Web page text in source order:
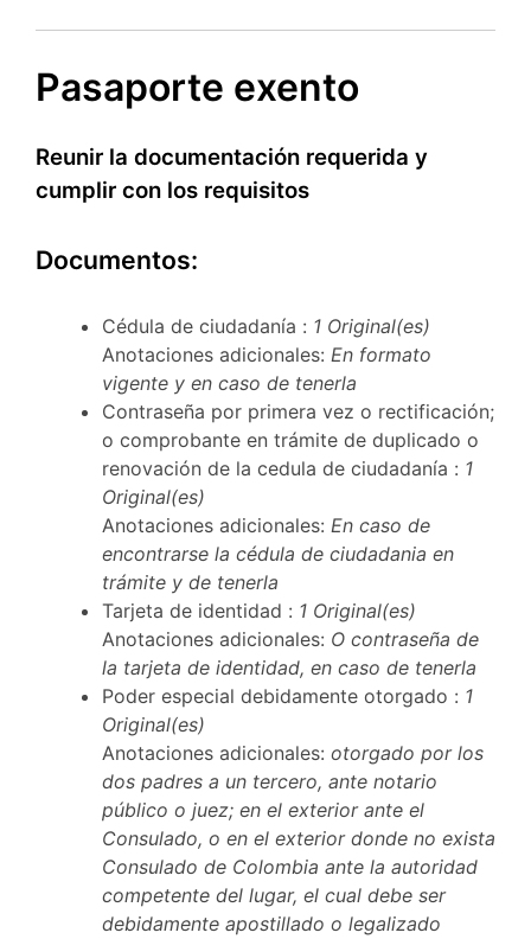
Pasaporte exento
Reunir la documentación requerida y
cumplir con los requisitos
Documentos:
Cédula de ciudadanía : 1 Original(es)
Anotaciones adicionales: En formato
vigente y en caso de tenerla
Contraseña por primera vez o rectificación;
o comprobante en trámite de duplicado o
renovación de la cedula de ciudadanía : 1
Original(es)
Anotaciones adicionales: En caso de
encontrarse la cédula de ciudadania en
trámite y de tenerla
Tarjeta de identidad : 1 Original(es)
Anotaciones adicionales: O contraseña de
la tarjeta de identidad, en caso de tenerla
Poder especial debidamente otorgado : 1
Original(es)
Anotaciones adicionales: otorgado por los
dos padres a un tercero, ante notario
público o juez; en el exterior ante el
Consulado, o en el exterior donde no exista
Consulado de Colombia ante la autoridad
competente del lugar, el cual debe ser
debidamente apostillado o legalizado